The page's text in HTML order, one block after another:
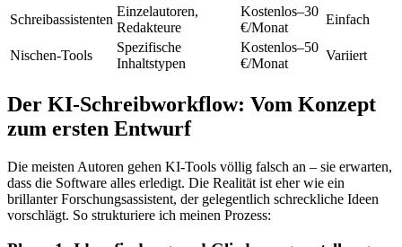
Schreibassistenten
Einzelautoren,
Redakteure
Kostenlos–30
€/Monat
Einfach
Nischen-Tools
Spezifische
Inhaltstypen
Kostenlos–50
€/Monat
Variiert
Der KI-Schreibworkflow: Vom Konzept
zum ersten Entwurf
Die meisten Autoren gehen KI-Tools völlig falsch an – sie erwarten,
dass die Software alles erledigt. Die Realität ist eher wie ein
brillanter Forschungsassistent, der gelegentlich schreckliche Ideen
vorschlägt. So strukturiere ich meinen Prozess: